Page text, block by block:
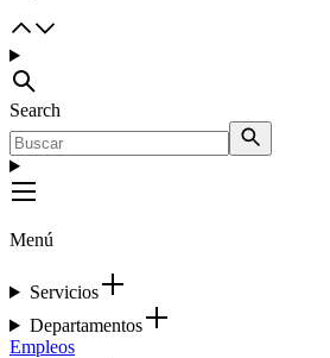
Search
Menú
Servicios
Departamentos
Empleos